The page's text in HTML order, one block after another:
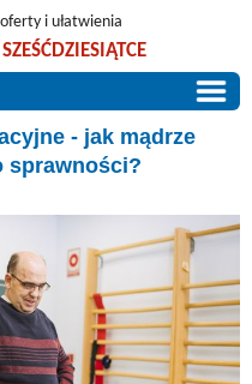
i ułatwienia
- jak mądrze
sprawności?